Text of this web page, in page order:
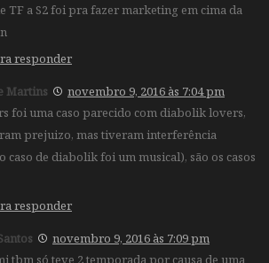
TF a S2 foi pra fazer marketing em cima da
responder
Martins
novembro 9, 2016 às 7:04 pm
foi uma caso parecido com diabolik lovers,
prejuizo, mas tiveram interferência
caso de diabolik foi um musical), são os casos
responder
novembro 9, 2016 às 7:09 pm
tbm só teve 2 temporada por causa de uma